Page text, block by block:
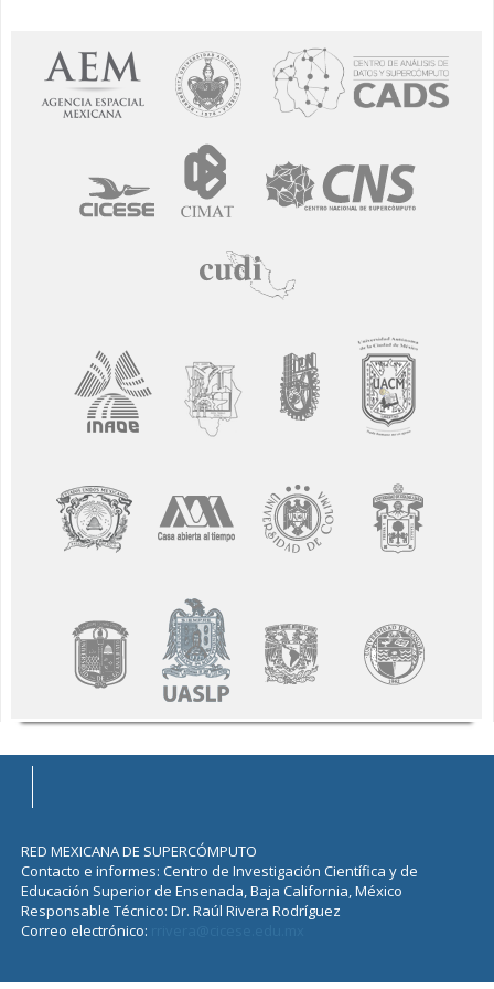
RED MEXICANA DE SUPERCÓMPUTO
Contacto e informes: Centro de Investigación Científica y de
Educación Superior de Ensenada, Baja California, México
Responsable Técnico: Dr. Raúl Rivera Rodríguez
Correo electrónico: